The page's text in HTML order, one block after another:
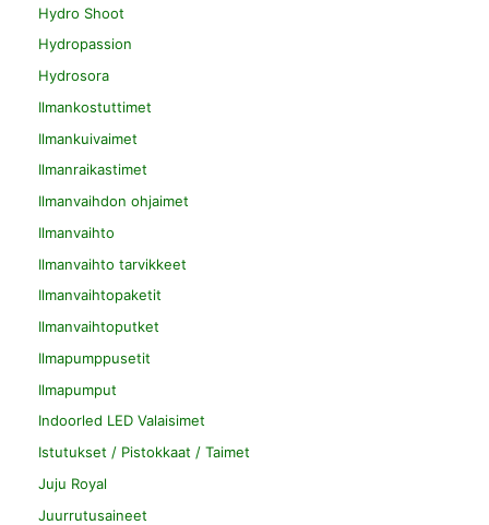
Hydro Shoot
Hydropassion
Hydrosora
Ilmankostuttimet
Ilmankuivaimet
Ilmanraikastimet
Ilmanvaihdon ohjaimet
Ilmanvaihto
Ilmanvaihto tarvikkeet
Ilmanvaihtopaketit
Ilmanvaihtoputket
Ilmapumppusetit
Ilmapumput
Indoorled LED Valaisimet
Istutukset / Pistokkaat / Taimet
Juju Royal
Juurrutusaineet